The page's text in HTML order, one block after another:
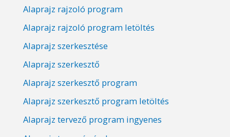
Alaprajz rajzoló program
Alaprajz rajzoló program letöltés
Alaprajz szerkesztése
Alaprajz szerkesztő
Alaprajz szerkesztő program
Alaprajz szerkesztő program letöltés
Alaprajz tervező program ingyenes